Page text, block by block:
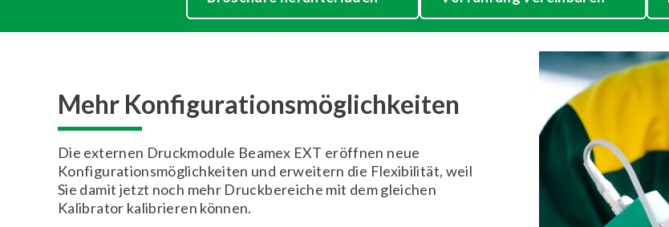
Mehr Konfigurationsmöglichkeiten
Die externen Druckmodule Beamex EXT eröffnen neue
Konfigurationsmöglichkeiten und erweitern die Flexibilität, weil
Sie damit jetzt noch mehr Druckbereiche mit dem gleichen
Kalibrator kalibrieren können.